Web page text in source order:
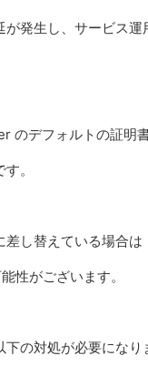
発生し、サービス運
のデフォルトの証明
。
差し替えている場合は
性がございます。
の対処が必要になり